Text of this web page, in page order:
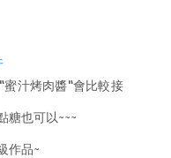
汁烤肉醬"會比較接
糖也可以~~~
作品~